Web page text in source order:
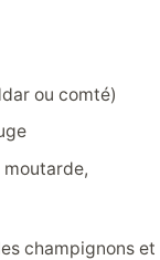
ou comté)
champignons et